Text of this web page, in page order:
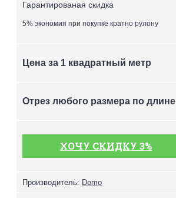
Гарантированая скидка
5% экономия при покупке кратно рулону
Цена за 1 квадратный метр
Отрез любого размера по длине
ХОЧУ СКИДКУ 3%
Производитель: Domo